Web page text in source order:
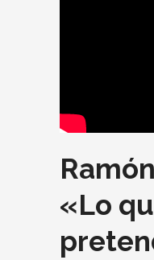
«Lo